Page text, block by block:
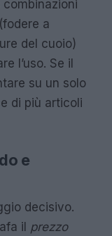
a
del cuoio)
l’uso. Se il
su un solo
di più articoli
e
decisivo.
il prezzo